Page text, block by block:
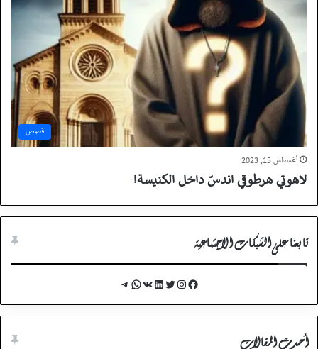
قصص
أغسطس 15, 2023
لاهوتي هرطوقي اندسّ داخل الكنيسة!
تابعنا على الشبكات الاجتماعية
Facebook
Instagram
Twitter
LinkedIn
VK
WhatsApp
Telegram
أحدث المقالات